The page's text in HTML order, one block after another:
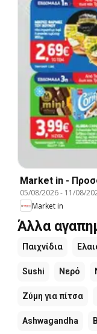
Market in -
05/08/2026- 11/08/
Market in
Άλλα
Παιχνίδια
Sushi Νερό
Ζύμη για πίτσα
Ashwagandha